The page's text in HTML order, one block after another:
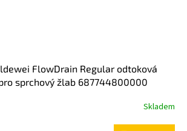
FlowDrain Regular odtoková
sprchový žlab 687744800000
Skladem